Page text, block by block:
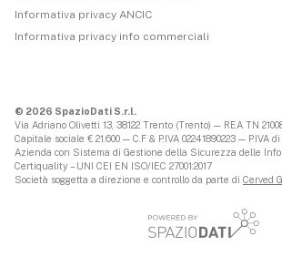
Informativa privacy ANCIC
Informativa privacy info commerciali
© 2026 SpazioDati S.r.l.
Via Adriano Olivetti 13, 38122 Trento (Trento) — REA TN
Capitale sociale € 21.600 — C.F & P.IVA 02241890223 — P.IVA di
Azienda con Sistema di Gestione della Sicurezza delle
Certiquality – UNI CEI EN ISO/IEC 27001:2017
Società soggetta a direzione e controllo da parte di Cerved